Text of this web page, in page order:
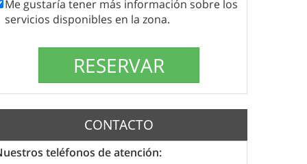
Me gustaría tener más información sobre los
servicios disponibles en la zona.
CONTACTO
teléfonos de atención: